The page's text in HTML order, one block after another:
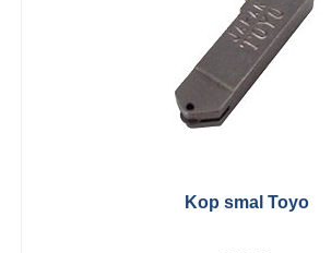
Kop smal Toyo